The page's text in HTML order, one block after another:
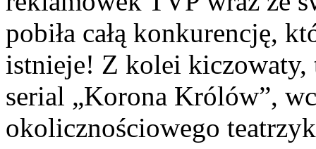
pobiła całą konkurencję,
istnieje! Z kolei kiczowaty,
serial „Korona Królów”,
okolicznościowego